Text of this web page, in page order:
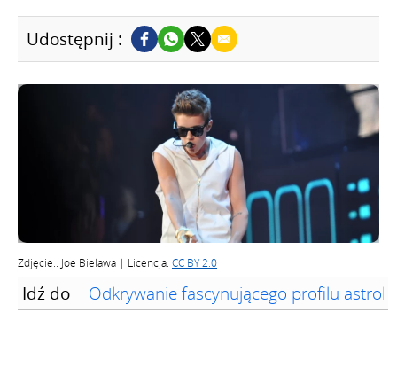
Udostępnij :
Zdjęcie:: Joe Bielawa | Licencja: CC BY 2.0
Idź do Odkrywanie fascynującego profilu